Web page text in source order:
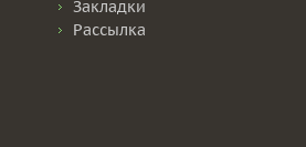
Закладки
Рассылка